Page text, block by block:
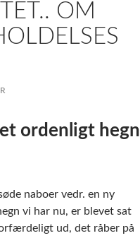
OM
ordenligt hegn
naboer vedr. en ny
vi har nu, er blevet sat
ud, det råber på